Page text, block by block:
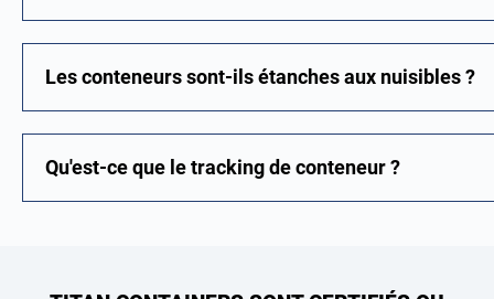
Les conteneurs sont-ils étanches aux nuisibles ?
Qu'est-ce que le tracking de conteneur ?